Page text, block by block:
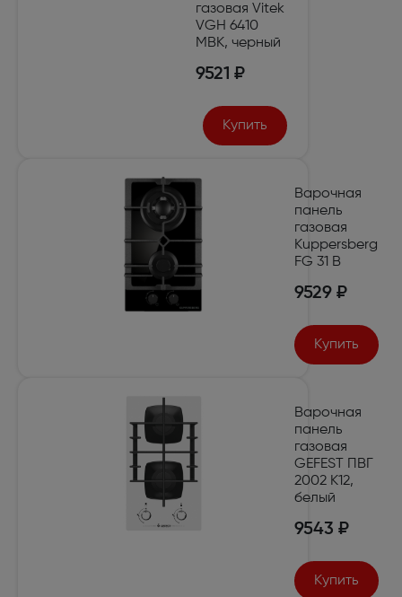
газовая Vitek
VGH 6410
MBK, черный
9521 ₽
Купить
Варочная
панель
газовая
Kuppersberg
FG 31 B
9529 ₽
Купить
Варочная
панель
газовая
GEFEST ПВГ
2002 К12,
белый
9543 ₽
Купить